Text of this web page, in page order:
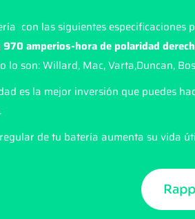
con las siguientes especificaciones
amperios-hora de polaridad
lo son: Willard, Mac, Varta,Duncan,
es la mejor inversión que puedes
de tu batería aumenta su vida